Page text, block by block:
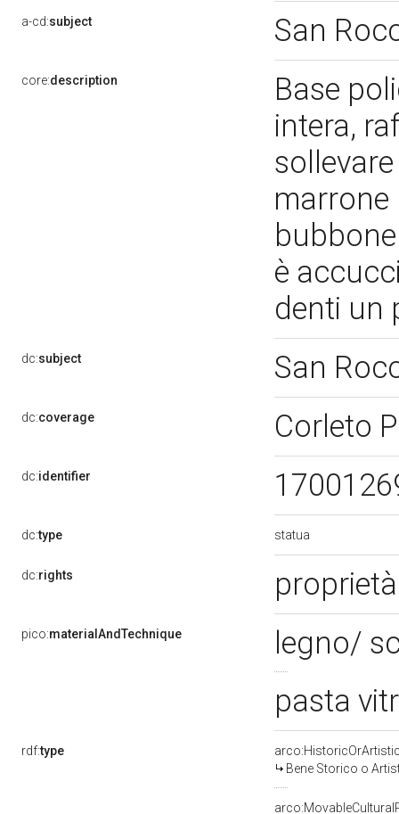
a-cd:subject San
core:description
Base
intera,
marrone
è
denti un
dc:subject San
dc:coverage Corleto
dc:identifier
dc:type statua
dc:rights
pico:materialAndTechnique
legno/
pasta
rdf:type
Bene Storico o